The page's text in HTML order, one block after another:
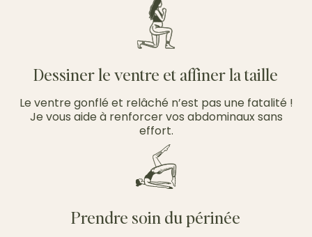
Dessiner le ventre et affiner la taille
Le ventre gonflé et relâché n’est pas une fatalité !
Je vous aide à renforcer vos abdominaux sans
effort.
Prendre soin du périnée